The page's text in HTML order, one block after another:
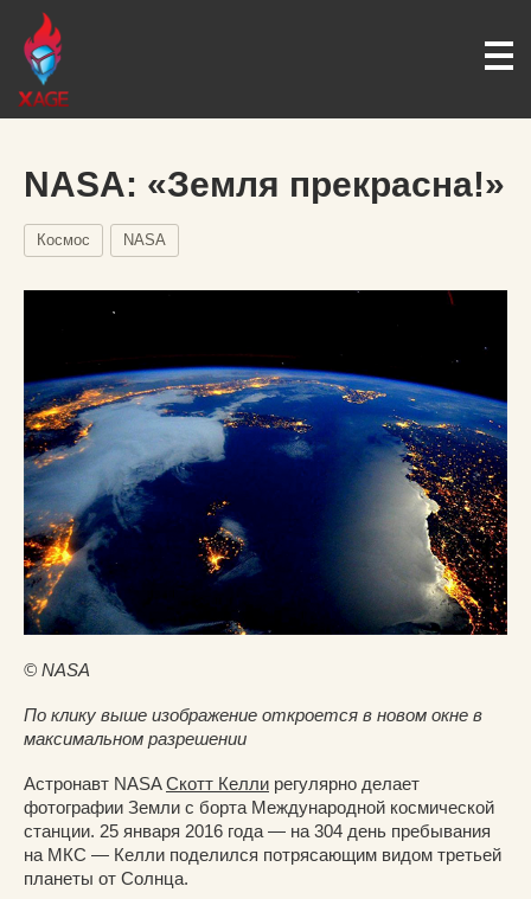
NASA: «Земля прекрасна!»
Космос NASA
© NASA
По клику выше изображение откроется в новом окне в
максимальном разрешении
Астронавт NASAСкотт Келли регулярно делает
фотографии Земли с борта Международной космической
станции. 25 января 2016 года — на 304 день пребывания
на МКС — Келли поделился потрясающим видом третьей
планеты от Солнца.